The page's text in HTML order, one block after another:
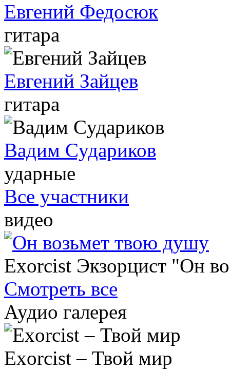
Евгений Федосюк
гитара
Евгений Зайцев
гитара
Вадим Cудариков
ударные
Все участники
видео
Exorcist Экзорцист "Он
Смотреть все
Аудио галерея
Exorcist – Твой мир